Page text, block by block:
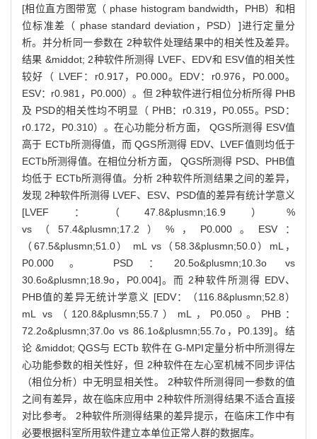
[相位直方图带宽（ phase histogram bandwidth，PHB）和相
位标准差（ phase standard deviation，PSD）]进行定量分
析。并分析同一参数在 2种软件处理结果中的相关性及差异。
结果 &middot; 2种软件所测得 LVEF、EDV和 ESV值的相关性
较好（ LVEF：r0.917，P0.000。EDV：r0.976，P0.000。
ESV：r0.981，P0.000）。但 2种软件进行相位分析所得 PHB
及 PSD的相关性均不明显（ PHB：r0.319，P0.055。PSD：
r0.172，P0.310）。在心功能分析方面， QGS所测得 ESV值
高于 ECTb所测得值，而 QGS所测得 EDV、LVEF值则均低于
ECTb所测得值。在相位分析方面， QGS所测得 PSD、PHB值
均低于 ECTb所测得值。分析 2种软件所测结果之间的差异，
发现 2种软件所测得 LVEF、ESV、PSD值的差异有统计学意义
[LVEF：（47.8&plusmn;16.9）%
vs（57.4&plusmn;17.2）%，P0.000。ESV：
（67.5&plusmn;51.0） mL vs（58.3&plusmn;50.0）mL，
P0.000。 PSD：20.5o&plusmn;10.3o vs
30.6o&plusmn;18.9o，P0.004]。而 2种软件所测得 EDV、
PHB值的差异无统计学意义 [EDV：（116.8&plusmn;52.8）
mL vs（120.8&plusmn;55.7）mL，P0.050。PHB：
72.2o&plusmn;37.0o vs 86.1o&plusmn;55.7o，P0.139]。结
论 &middot; QGS与 ECTb 软件在 G-MPI定量分析中所测得左
心功能参数的相关性好，但 2种软件在左心室机械不同步评估
（相位分析）中无明显相关性。 2种软件所测得同一参数的值
之间有差异，故在临床应用中 2种软件所测得结果不适合直接
对比参考。 2种软件所测得结果的差异提示，在临床工作中有
必要根据科室所用软件建立本单位正常人群的数据库。